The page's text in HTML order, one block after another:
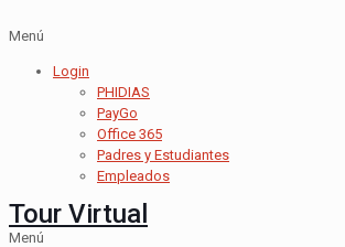
Menú
Login
PHIDIAS
PayGo
Office 365
Padres y Estudiantes
Empleados
Tour Virtual
Menú